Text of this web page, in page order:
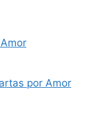
por Amor